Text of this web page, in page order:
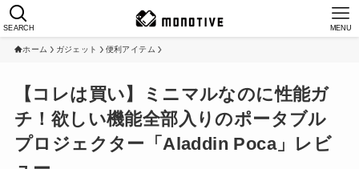
SEARCH MENU
ホーム ガジェット 便利アイテム
【コレは買い】ミニマルなのに性能ガ
チ！欲しい機能全部入りのポータブル
プロジェクター「Aladdin Poca」レビ